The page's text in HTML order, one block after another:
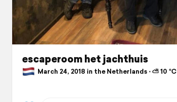
escaperoom het jachthuis
March 24, 2018 in the Netherlands ⋅ ⛅ 10 °C